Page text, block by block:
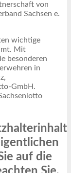
von
Sachsen e.
wichtige
Mit
besonderen
in
GmbH.
auf die